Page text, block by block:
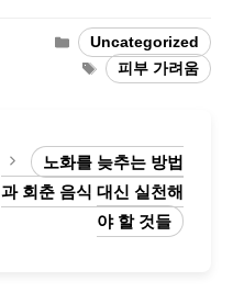
Categories
Uncategorized
Tags
피부 가려움
노화를 늦추는 방법
과 회춘 음식 대신 실천해
야 할 것들